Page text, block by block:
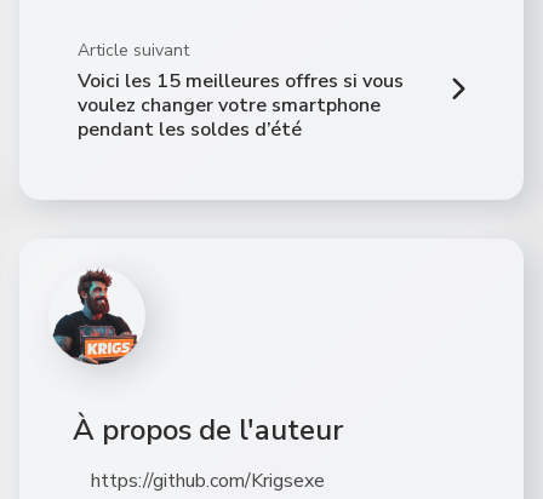
Article suivant
Voici les 15 meilleures offres si vous
voulez changer votre smartphone
pendant les soldes d’été
À propos de l'auteur
https://github.com/Krigsexe